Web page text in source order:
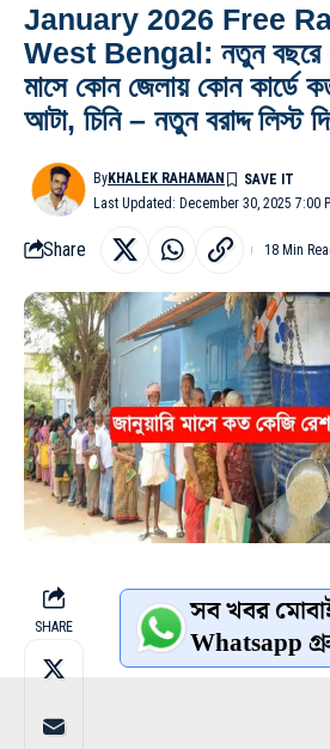
January 2026 Free
West Bengal: নতুন বছরে
মাসে কোন জেলায় কোন কার্ডে
আটা, চিনি – নতুন বরাদ্দ লিস্ট
Last Updated: December 30, 2025 7:00
ByKHALEK RAHAMAN
Share 18 Min
SHARE সব খবর
Whatsapp